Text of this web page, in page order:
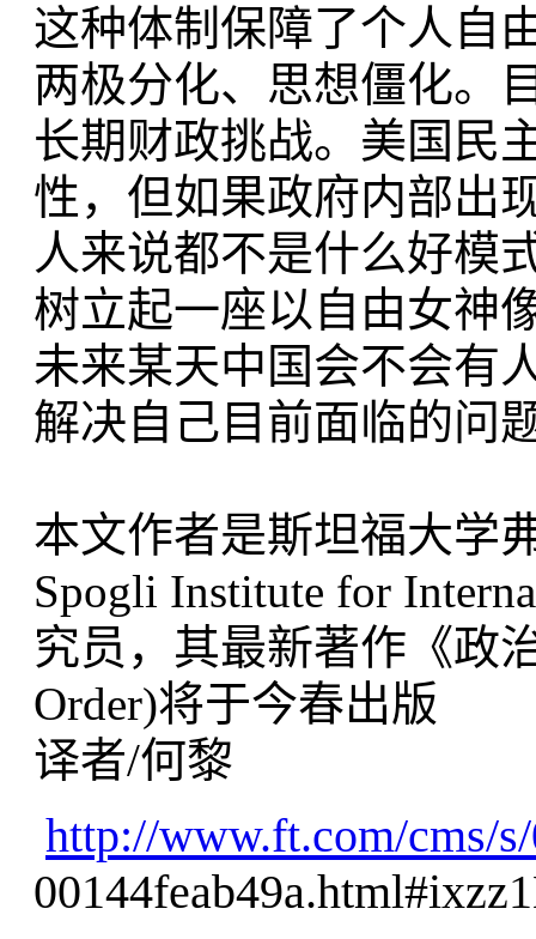
这种体制保障了个人自
两极分化、思想僵化。
长期财政挑战。美国民
性，但如果政府内部出
人来说都不是什么好模
树立起一座以自由女神
未来某天中国会不会有
解决自己目前面临的问
本文作者是斯坦福大学
Spogli Institute for
究员，其最新著作《政
Order)将于今春出版
译者/何黎
http://www.ft.com/cms/
00144feab49a.html#